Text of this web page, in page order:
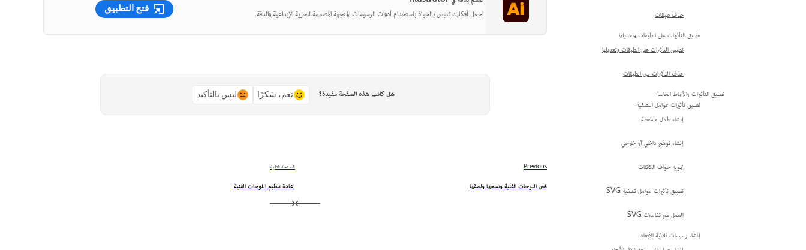
حذف طبقات
تطبيق التأثيرات على الطبقات وتعديلها
تطبيق التأثيرات على الطبقات وتعديلها
حذف التأثيرات من الطبقات
تطبيق التأثيرات والأنماط الخاصة
تطبيق تأثيرات عوامل التصفية
إنشاء ظلال مسقطة
إنشاء توهّج داخلي أو خارجي
تمويه حواف الكائنات
تطبيق تأثيرات عوامل تصفية SVG
العمل مع تفاعلات SVG
إنشاء رسومات ثلاثية الأبعاد
اجعل أفكارك تنبض بالحياة باستخدام أدوات الرسومات المتجهة المصممة للحرية الإبداعية والدقة.
فتح التطبيق
هل كانت هذه الصفحة مفيدة؟ نعم، شكرًا ليس بالتأكيد
Previous
قص اللوحات الفنية ونسخها ولصقها
الصفحة التالية
إعادة تنظيم اللوحات الفنية